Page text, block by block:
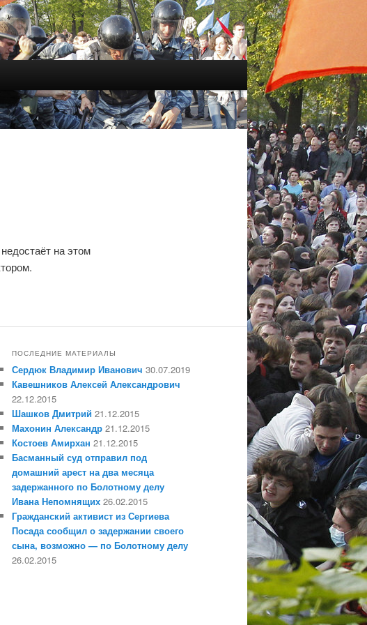
на этом
ПОСЛЕДНИЕ МАТЕРИАЛЫ
Сердюк Владимир Иванович 30.07.2019
Кавешников Алексей Александрович
22.12.2015
Шашков Дмитрий 21.12.2015
Махонин Александр 21.12.2015
Костоев Амирхан 21.12.2015
Басманный суд отправил под
домашний арест на два месяца
задержанного по Болотному делу
Ивана Непомнящих 26.02.2015
Гражданский активист из Сергиева
Посада сообщил о задержании своего
сына, возможно — по Болотному делу
26.02.2015